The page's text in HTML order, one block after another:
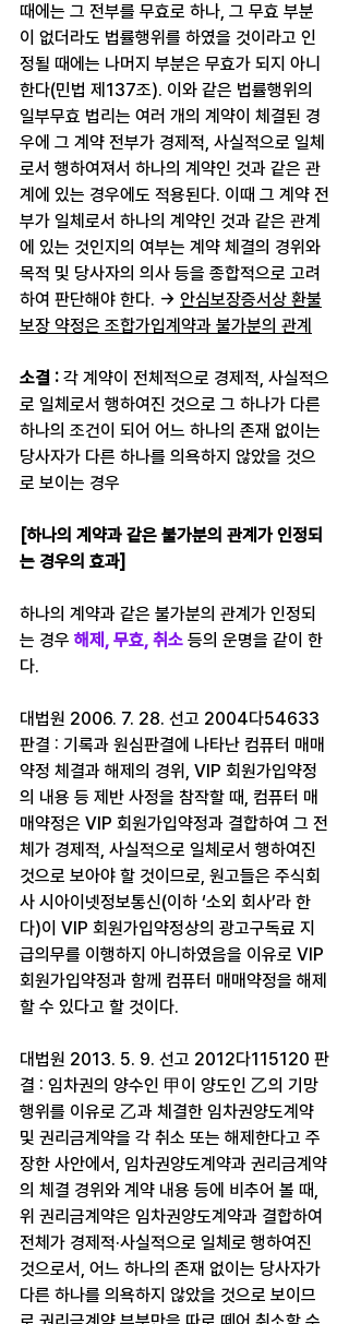
때에는 그 전부를 무효로 하나, 그 무효 부분
이 없더라도 법률행위를 하였을 것이라고 인
정될 때에는 나머지 부분은 무효가 되지 아니
한다(민법 제137조). 이와 같은 법률행위의
일부무효 법리는 여러 개의 계약이 체결된 경
우에 그 계약 전부가 경제적, 사실적으로 일체
로서 행하여져서 하나의 계약인 것과 같은 관
계에 있는 경우에도 적용된다. 이때 그 계약 전
부가 일체로서 하나의 계약인 것과 같은 관계
에 있는 것인지의 여부는 계약 체결의 경위와
목적 및 당사자의 의사 등을 종합적으로 고려
하여 판단해야 한다. → 안심보장증서상 환불
보장 약정은 조합가입계약과 불가분의 관계
소결 : 각 계약이 전체적으로 경제적, 사실적으
로 일체로서 행하여진 것으로 그 하나가 다른
하나의 조건이 되어 어느 하나의 존재 없이는
당사자가 다른 하나를 의욕하지 않았을 것으
로 보이는 경우
[하나의 계약과 같은 불가분의 관계가 인정되
는 경우의 효과]
하나의 계약과 같은 불가분의 관계가 인정되
는 경우 해제, 무효, 취소 등의 운명을 같이 한
다. ​
대법원 2006. 7. 28. 선고 2004다54633
판결 : 기록과 원심판결에 나타난 컴퓨터 매매
약정 체결과 해제의 경위, VIP 회원가입약정
의 내용 등 제반 사정을 참작할 때, 컴퓨터 매
매약정은 VIP 회원가입약정과 결합하여 그 전
체가 경제적, 사실적으로 일체로서 행하여진
것으로 보아야 할 것이므로, 원고들은 주식회
사 시아이넷정보통신(이하 ‘소외 회사’라 한
다)이 VIP 회원가입약정상의 광고구독료 지
급의무를 이행하지 아니하였음을 이유로 VIP
회원가입약정과 함께 컴퓨터 매매약정을 해제
할 수 있다고 할 것이다.​
대법원 2013. 5. 9. 선고 2012다115120 판
결 : 임차권의 양수인 甲이 양도인 乙의 기망
행위를 이유로 乙과 체결한 임차권양도계약
및 권리금계약을 각 취소 또는 해제한다고 주
장한 사안에서, 임차권양도계약과 권리금계약
의 체결 경위와 계약 내용 등에 비추어 볼 때,
위 권리금계약은 임차권양도계약과 결합하여
전체가 경제적·사실적으로 일체로 행하여진
것으로서, 어느 하나의 존재 없이는 당사자가
다른 하나를 의욕하지 않았을 것으로 보이므